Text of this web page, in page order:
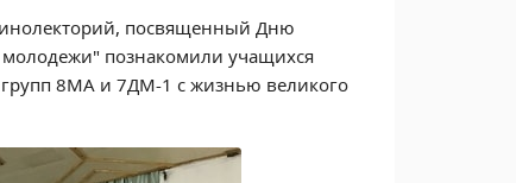
посвященный Дню
молодежи" познакомили учащихся
8МА и 7ДМ-1 с жизнью великого